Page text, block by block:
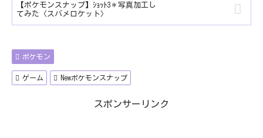
【ポケモンスナップ】ｼｮｯﾄ3＊写真加工し
てみた〈スバメロケット〉
ポケモン
ゲーム Newポケモンスナップ
スポンサーリンク